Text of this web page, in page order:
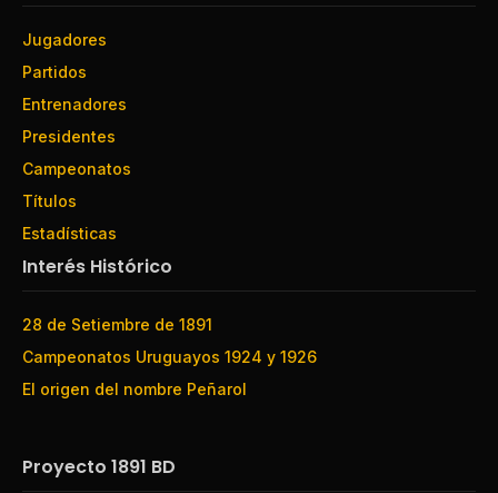
Jugadores
Partidos
Entrenadores
Presidentes
Campeonatos
Títulos
Estadísticas
Interés Histórico
28 de Setiembre de 1891
Campeonatos Uruguayos 1924 y 1926
El origen del nombre Peñarol
Proyecto 1891 BD